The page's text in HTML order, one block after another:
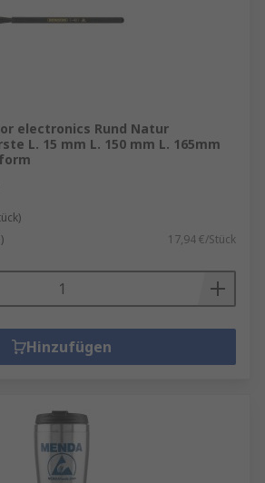
electronics Rund Natur
L. 15 mm L. 150 mm L. 165mm
17,94 €/Stück
Hinzufügen